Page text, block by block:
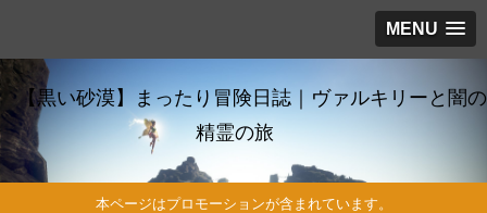
MENU
【黒い砂漠】まったり冒険日誌｜ヴァルキリーと闇の
精霊の旅
本ページはプロモーションが含まれています。